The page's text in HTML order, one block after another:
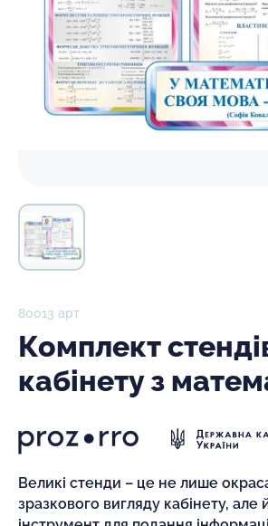
80013 арт
Комплект
кабінету з
Великі стенди – це не лише
зразкового вигляду кабінету, але